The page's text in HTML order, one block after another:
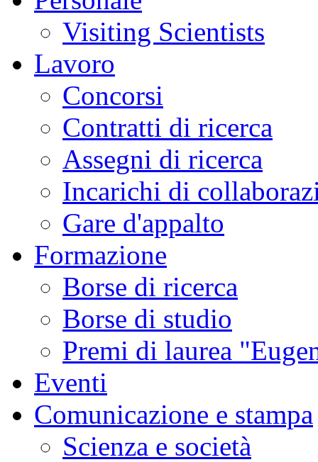
Visiting Scientists
Lavoro
Concorsi
Contratti di ricerca
Assegni di ricerca
Incarichi di
Gare d'appalto
Formazione
Borse di ricerca
Borse di studio
Premi di laurea
Eventi
Comunicazione e stampa
Scienza e società